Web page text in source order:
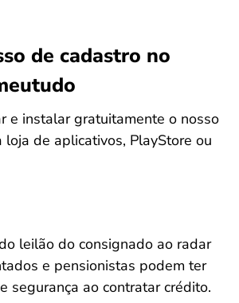
de cadastro no
e instalar gratuitamente o nosso
loja de aplicativos, PlayStore ou
leilão do consignado ao radar
e pensionistas podem ter
segurança ao contratar crédito.